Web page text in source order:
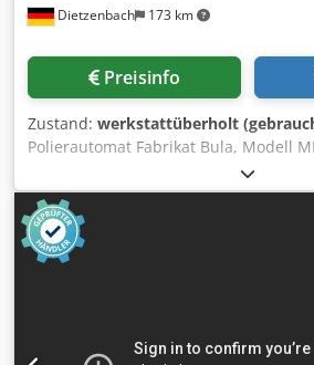
Dietzenbach 173 km
Preisinfo
Zustand: werkstattüberholt
Polierautomat Fabrikat Bula, Modell
Kontinuierlich umlaufender Automat
bürsten, schleifen und entgraten
Werkstücke. 6 Werkstückaufnahmen
250 mm montiert. 1
2,2 kW, mit Bula Quick Lock System
Getriebe, neue Keilriemen, neue